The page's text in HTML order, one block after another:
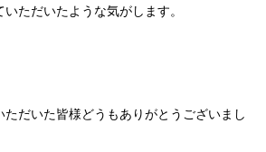
ただいたような気がします。
だいた皆様どうもありがとうございまし